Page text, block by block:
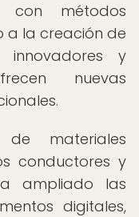
métodos
a la creación de
innovadores y
nuevas
materiales
conductores y
ampliado las
digitales,